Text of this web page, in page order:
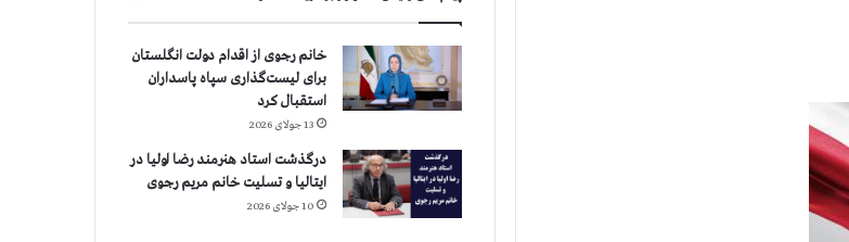
خانم رجوی از اقدام دولت انگلستان
برای لیست‌گذاری سپاه پاسداران
استقبال کرد
13 جولای 2026
درگذشت استاد هنرمند رضا اولیا در
ایتالیا و تسلیت خانم مریم رجوی
10 جولای 2026